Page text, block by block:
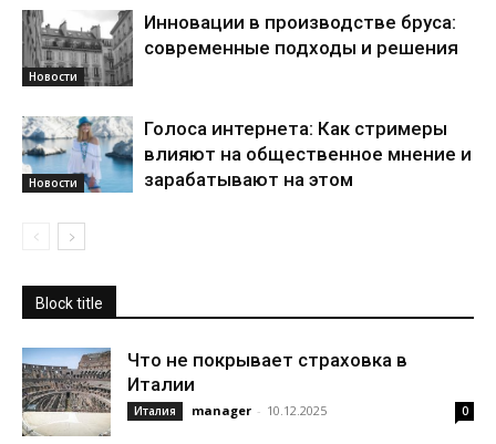
Новости
Инновации в производстве бруса:
современные подходы и решения
Новости
Голоса интернета: Как стримеры
влияют на общественное мнение и
зарабатывают на этом
Block title
Что не покрывает страховка в
Италии
Италия manager - 10.12.2025 0